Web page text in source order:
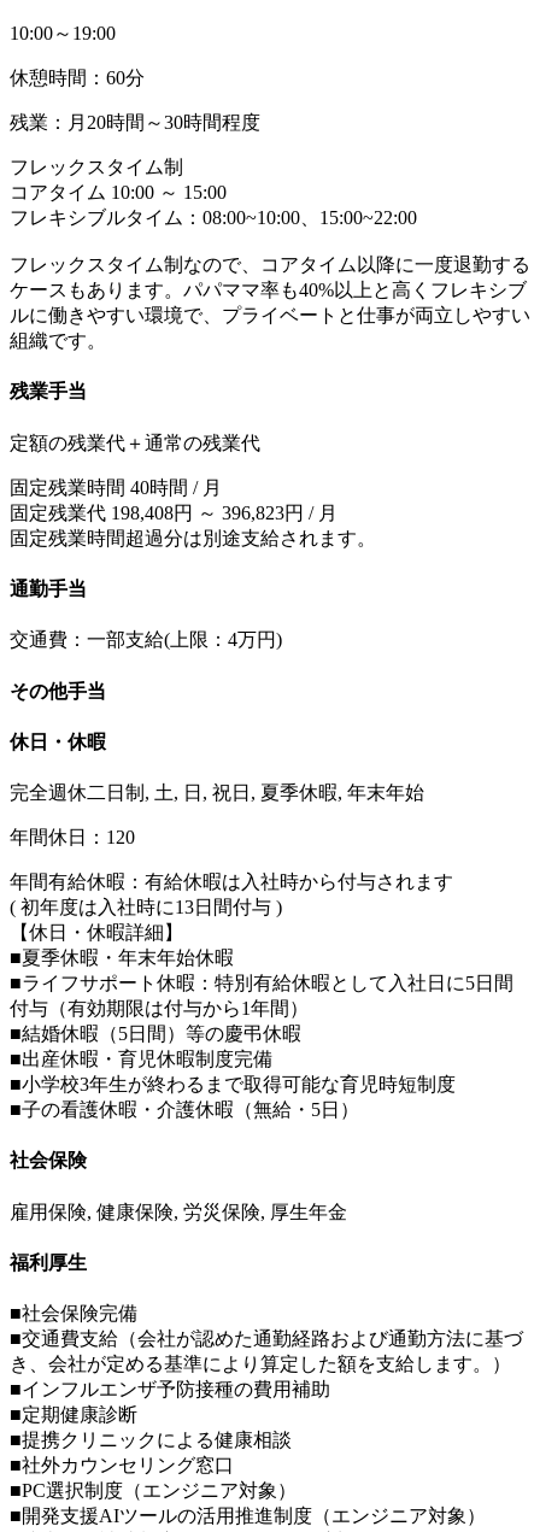
10:00～19:00
休憩時間：60分
残業：月20時間～30時間程度
フレックスタイム制
コアタイム 10:00 ～ 15:00
フレキシブルタイム：08:00~10:00、15:00~22:00
フレックスタイム制なので、コアタイム以降に一度退勤する
ケースもあります。パパママ率も40%以上と高くフレキシブ
ルに働きやすい環境で、プライベートと仕事が両立しやすい
組織です。
残業手当
定額の残業代＋通常の残業代
固定残業時間 40時間 / 月
固定残業代 198,408円 ～ 396,823円 / 月
固定残業時間超過分は別途支給されます。
通勤手当
交通費：一部支給(上限：4万円)
その他手当
休日・休暇
完全週休二日制, 土, 日, 祝日, 夏季休暇, 年末年始
年間休日：120
年間有給休暇：有給休暇は入社時から付与されます
( 初年度は入社時に13日間付与 )
【休日・休暇詳細】
■夏季休暇・年末年始休暇
■ライフサポート休暇：特別有給休暇として入社日に5日間
付与（有効期限は付与から1年間）
■結婚休暇（5日間）等の慶弔休暇
■出産休暇・育児休暇制度完備
■小学校3年生が終わるまで取得可能な育児時短制度
■子の看護休暇・介護休暇（無給・5日）
社会保険
雇用保険, 健康保険, 労災保険, 厚生年金
福利厚生
■社会保険完備
■交通費支給（会社が認めた通勤経路および通勤方法に基づ
き、会社が定める基準により算定した額を支給します。）
■インフルエンザ予防接種の費用補助
■定期健康診断
■提携クリニックによる健康相談
■社外カウンセリング窓口
■PC選択制度（エンジニア対象）
■開発支援AIツールの活用推進制度（エンジニア対象）